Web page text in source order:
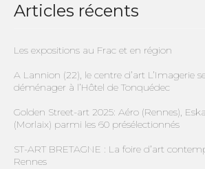
Articles récents
Les expositions au Frac et en région
A Lannion (22), le centre d’art L’Imagerie
déménager à l’Hôtel de Tonquédec
Golden Street-art 2025: Aéro (Rennes),
(Morlaix) parmi les 60 présélectionnés
ST-ART BRETAGNE : La foire d’art
Rennes